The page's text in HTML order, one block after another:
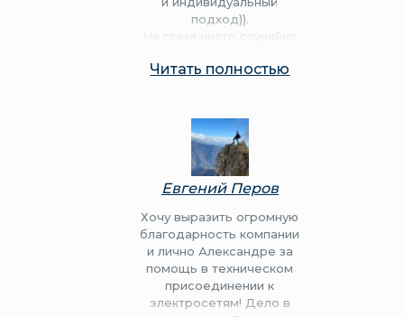
подход)).
На глаза чисто случайно
организация и нисколько
Калининграда за 2494км
(если верить навигатору)
участок купили и уехали
обратно. Думал летом
приеду и буду сидеть в
понятно по документам.
Александра всё
рассказала, объяснила, и
всё сделали
дистанционно!
Единственный минус, что
Читать полностью
Евгений Перов
Хочу выразить огромную
благодарность компании
и лично Александре за
помощь в техническом
присоединении к
электросетям! Дело в